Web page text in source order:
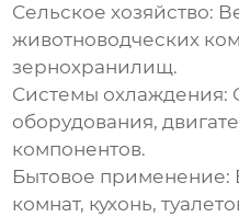
Сельское хозяйство:
животноводческих
зернохранилищ.
Системы охлаждения:
оборудования,
компонентов.
Бытовое применение:
комнат, кухонь,